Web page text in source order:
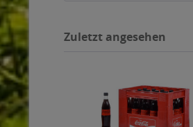
Zuletzt angesehen